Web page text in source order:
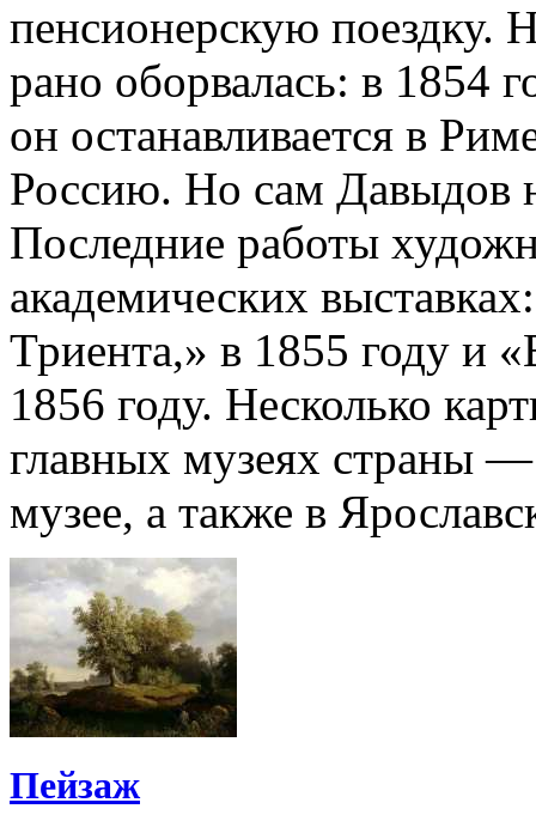
пенсионерскую поездку.
рано оборвалась: в 1854
он останавливается в
Россию. Но сам Давыдов
Последние работы
академических
Триента,» в 1855 году и
1856 году. Несколько
главных музеях страны
музее, а также в
Пейзаж